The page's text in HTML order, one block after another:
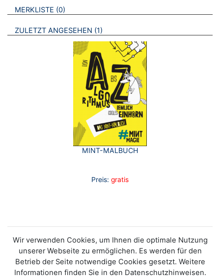
VERWEISE AUF VERMERKTE- ODER ZULETZT ANGESEHENE
MERKLISTE 0 BROSCHÜREN
ZULETZT ANGESEHEN 1 BROSCHÜREN
MINT-MALBUCH
Preis: gratis
Wir verwenden Cookies, um Ihnen die optimale Nutzung
unserer Webseite zu ermöglichen. Es werden für den
Betrieb der Seite notwendige Cookies gesetzt. Weitere
Informationen finden Sie in den Datenschutzhinweisen.